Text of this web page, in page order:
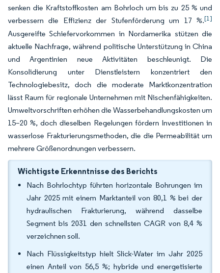
senken die Kraftstoffkosten am Bohrloch um bis zu 25 % und
verbessern die Effizienz der Stufenförderung um 17 %.[1]
Ausgereifte Schiefervorkommen in Nordamerika stützen die
aktuelle Nachfrage, während politische Unterstützung in China
und Argentinien neue Aktivitäten beschleunigt. Die
Konsolidierung unter Dienstleistern konzentriert den
Technologiebesitz, doch die moderate Marktkonzentration
lässt Raum für regionale Unternehmen mit Nischenfähigkeiten.
Umweltvorschriften erhöhen die Wasserbehandlungskosten um
15–20 %, doch dieselben Regelungen fördern Investitionen in
wasserlose Frakturierungsmethoden, die die Permeabilität um
mehrere Größenordnungen verbessern.
Wichtigste Erkenntnisse des Berichts
Nach Bohrlochtyp führten horizontale Bohrungen im
Jahr 2025 mit einem Marktanteil von 80,1 % bei der
hydraulischen Frakturierung, während dasselbe
Segment bis 2031 den schnellsten CAGR von 8,4 %
verzeichnen soll.
Nach Flüssigkeitstyp hielt Slick-Water im Jahr 2025
einen Anteil von 56,5 %; hybride und energetisierte